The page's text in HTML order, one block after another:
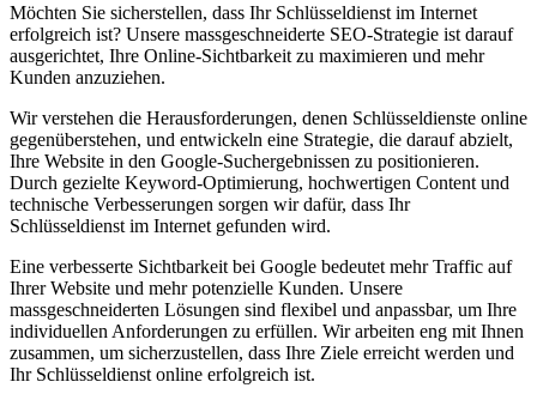
Möchten Sie sicherstellen, dass Ihr Schlüsseldienst im Internet
erfolgreich ist? Unsere massgeschneiderte SEO-Strategie ist darauf
ausgerichtet, Ihre Online-Sichtbarkeit zu maximieren und mehr
Kunden anzuziehen.
Wir verstehen die Herausforderungen, denen Schlüsseldienste online
gegenüberstehen, und entwickeln eine Strategie, die darauf abzielt,
Ihre Website in den Google-Suchergebnissen zu positionieren.
Durch gezielte Keyword-Optimierung, hochwertigen Content und
technische Verbesserungen sorgen wir dafür, dass Ihr
Schlüsseldienst im Internet gefunden wird.
Eine verbesserte Sichtbarkeit bei Google bedeutet mehr Traffic auf
Ihrer Website und mehr potenzielle Kunden. Unsere
massgeschneiderten Lösungen sind flexibel und anpassbar, um Ihre
individuellen Anforderungen zu erfüllen. Wir arbeiten eng mit Ihnen
zusammen, um sicherzustellen, dass Ihre Ziele erreicht werden und
Ihr Schlüsseldienst online erfolgreich ist.